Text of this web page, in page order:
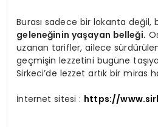
Burası sadece bir lokanta değil,
geleneğinin yaşayan belleği.
uzanan tarifler, ailece
geçmişin lezzetini bugüne
Sirkeci’de lezzet artık bir miras
İnternet sitesi : https://